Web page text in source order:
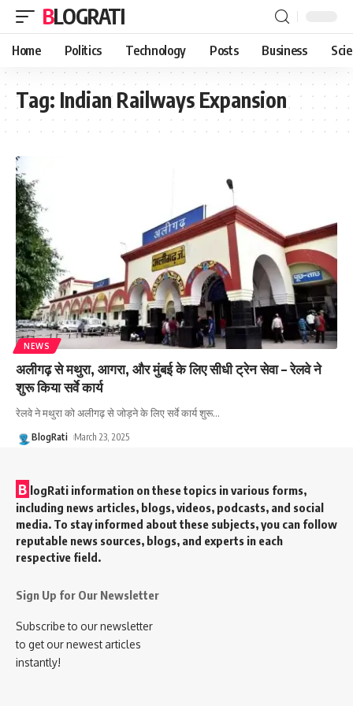
BLOGRATI
Home Politics Technology Posts Business
Tag: Indian Railways Expansion
NEWS
अलीगढ़ से मथुरा, आगरा, और मुंबई के लिए सीधी ट्रेन सेवा – रेलवे ने
शुरू किया सर्वे कार्य
रेलवे ने मथुरा को अलीगढ़ से जोड़ने के लिए सर्वे कार्य शुरू…
BlogRati March 23, 2025
B logRati information on these topics in various forms,
including news articles, blogs, videos, podcasts, and social
media. To stay informed about these subjects, you can follow
reputable news sources, blogs, and experts in each
respective field.
Sign Up for Our Newsletter
Subscribe to our newsletter
to get our newest articles
instantly!